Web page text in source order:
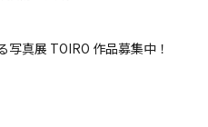
写真展 TOIRO 作品募集中！